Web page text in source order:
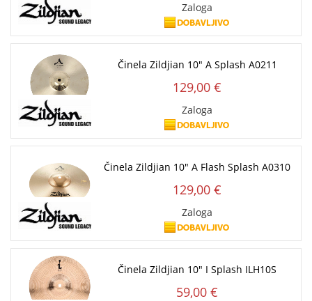
Zaloga
Činela Zildjian 10" A Splash A0211
129,00 €
Zaloga
Činela Zildjian 10" A Flash Splash A0310
129,00 €
Zaloga
Činela Zildjian 10" I Splash ILH10S
59,00 €